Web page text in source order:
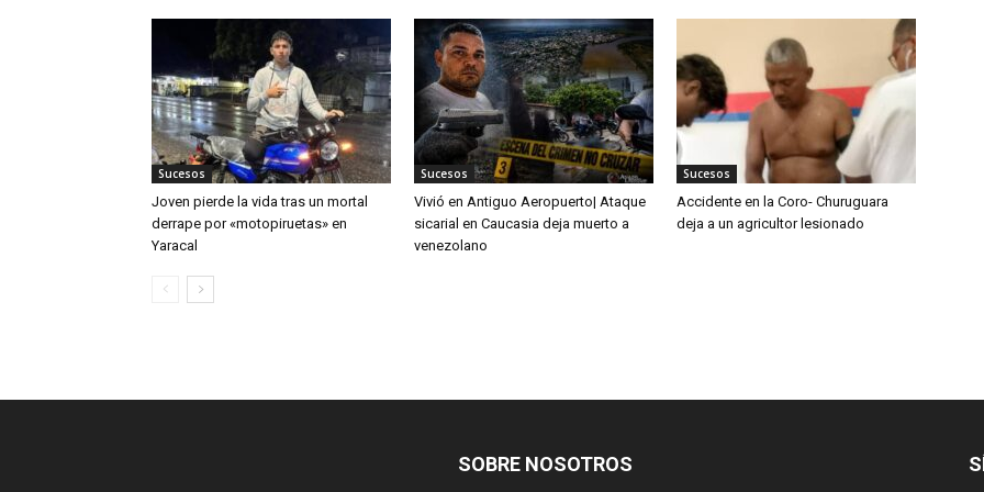
Sucesos
Joven pierde la vida tras un mortal
derrape por «motopiruetas» en
Yaracal
Sucesos
Vivió en Antiguo Aeropuerto| Ataque
sicarial en Caucasia deja muerto a
venezolano
Sucesos
Accidente en la Coro- Churuguara
deja a un agricultor lesionado
SOBRE NOSOTROS